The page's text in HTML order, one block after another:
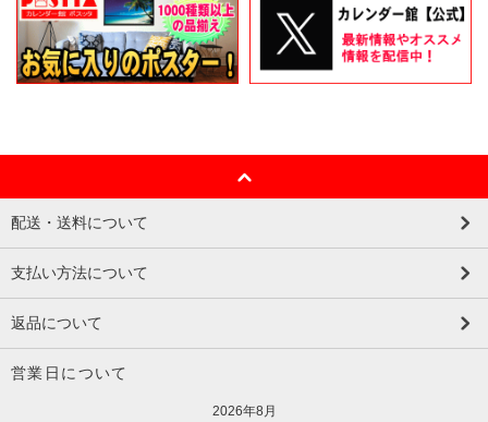
配送・送料について
支払い方法について
返品について
営業日について
2026年8月